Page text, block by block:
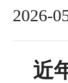
2026-
近